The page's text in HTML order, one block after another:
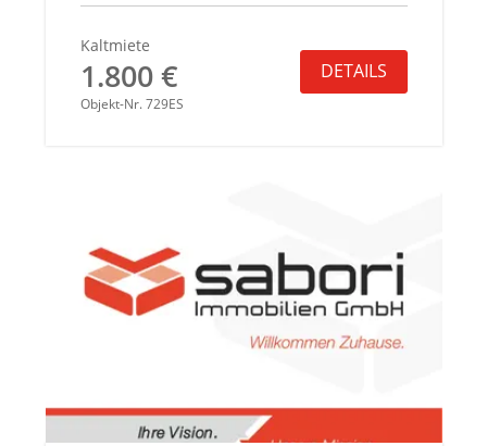
Kaltmiete
1.800 €
Objekt-Nr. 729ES
DETAILS